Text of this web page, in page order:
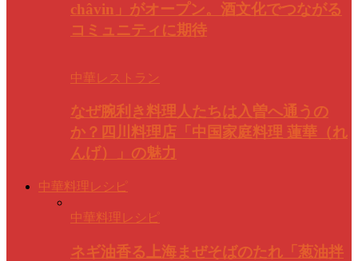
châvin」がオープン。酒文化でつながる
コミュニティに期待
中華レストラン
なぜ腕利き料理人たちは入曽へ通うの
か？四川料理店「中国家庭料理 蓮華（れ
んげ）」の魅力
中華料理レシピ
中華料理レシピ
ネギ油香る上海まぜそばのたれ「葱油拌